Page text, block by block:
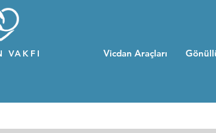
VAKFI Vicdan Araçları